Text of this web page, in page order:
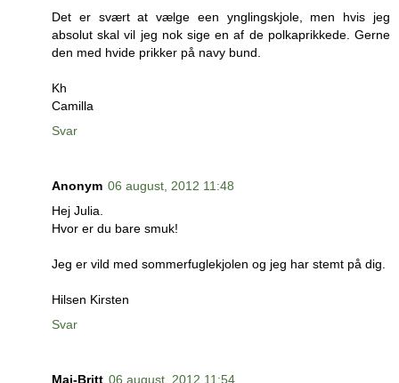
Det er svært at vælge een ynglingskjole, men hvis jeg
absolut skal vil jeg nok sige en af de polkaprikkede. Gerne
den med hvide prikker på navy bund.
Kh
Camilla
Svar
Anonym 06 august, 2012 11:48
Hej Julia.
Hvor er du bare smuk!
Jeg er vild med sommerfuglekjolen og jeg har stemt på dig.
Hilsen Kirsten
Svar
Maj-Britt 06 august, 2012 11:54